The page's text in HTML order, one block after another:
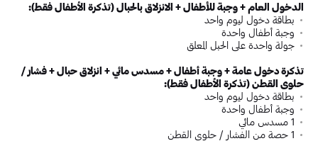
الدخول العام + وجبة للأطفال + الانزلاق بالحبال (تذكرة الأطفال فقط):
بطاقة دخول ليوم واحد
وجبة أطفال واحدة
جولة واحدة على الحبل المعلق
تذكرة دخول عامة + وجبة أطفال + مسدس مائي + انزلاق حبال + فشار /
حلوى القطن (تذكرة الأطفال فقط):
بطاقة دخول ليوم واحد
وجبة أطفال واحدة
1 مسدس مائي
1 حصة من الفشار / حلوى القطن